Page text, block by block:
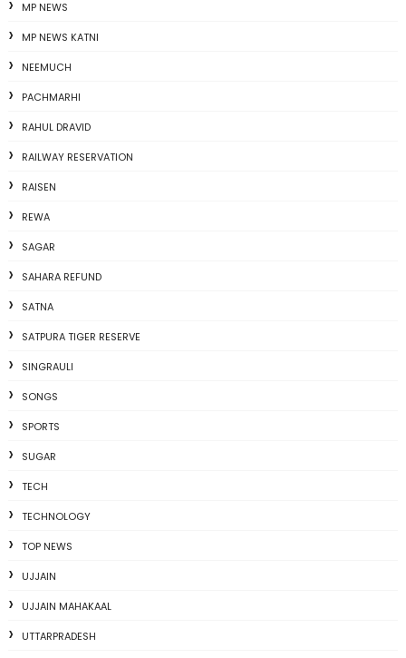
MP NEWS
MP NEWS KATNI
NEEMUCH
PACHMARHI
RAHUL DRAVID
RAILWAY RESERVATION
RAISEN
REWA
SAGAR
SAHARA REFUND
SATNA
SATPURA TIGER RESERVE
SINGRAULI
SONGS
SPORTS
SUGAR
TECH
TECHNOLOGY
TOP NEWS
UJJAIN
UJJAIN MAHAKAAL
UTTARPRADESH